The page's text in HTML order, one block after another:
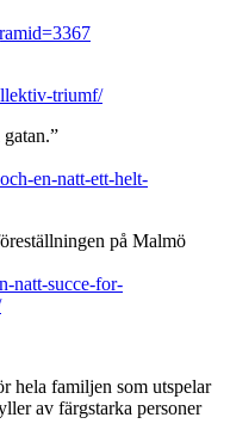
triumf/
en-natt-ett-helt-
på Malmö
natt-succe-for-
hela familjen som utspelar
av färgstarka personer